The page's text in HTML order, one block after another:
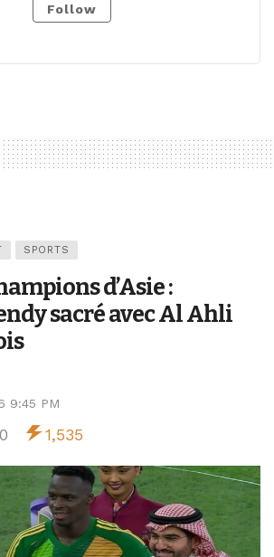
Follow
SPORTS
d’Asie :
sacré avec Al Ahli
9:45 PM
0 1,535